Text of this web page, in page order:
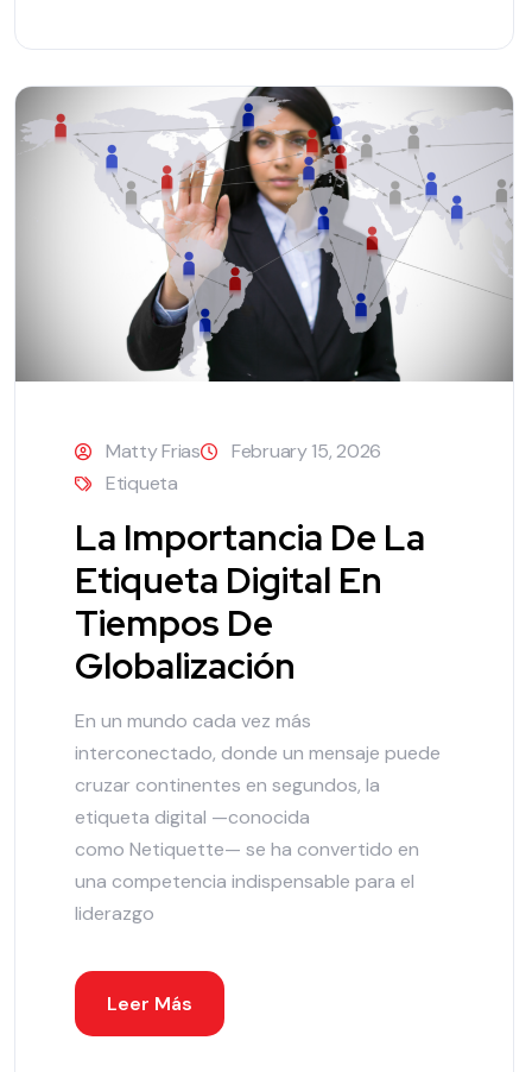
Matty Frias
February 15, 2026
Etiqueta
La Importancia De La
Etiqueta Digital En
Tiempos De
Globalización
En un mundo cada vez más
interconectado, donde un mensaje puede
cruzar continentes en segundos, la
etiqueta digital —conocida
como Netiquette— se ha convertido en
una competencia indispensable para el
liderazgo
Leer Más